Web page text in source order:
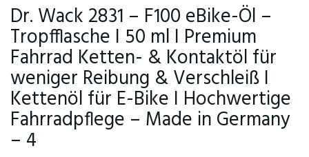
Dr. Wack 2831 – F100 eBike-Öl –
Tropfflasche I 50 ml I Premium
Fahrrad Ketten- & Kontaktöl für
weniger Reibung & Verschleiß I
Kettenöl für E-Bike I Hochwertige
Fahrradpflege – Made in Germany
– 4